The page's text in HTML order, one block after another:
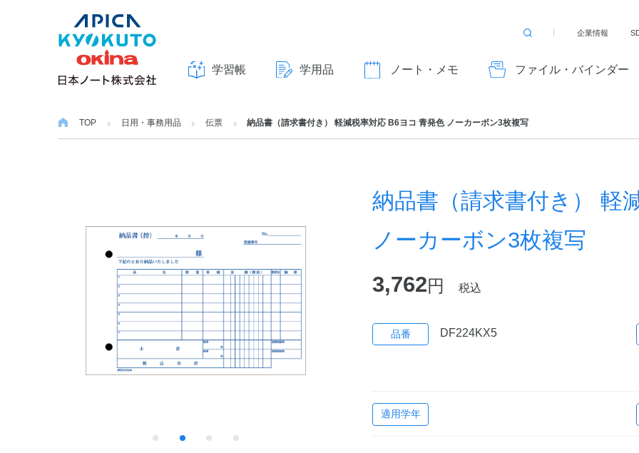
学習帳 学用品 ノート・メモ ファイル・バインダー
検
る
企業情報
TOP 日用・事務用品 伝票 納品書（請求書付き） 軽減税率対応 B6ヨコ 青発色 ノーカーボン3枚複写
納品書（請求書付き） 軽
ノーカーボン3枚複写
3,762円 税込
品番 DF224KX5
適用学年